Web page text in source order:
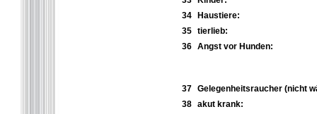
34
Haustiere:
35
tierlieb:
36
Angst vor Hunden:
37
Gelegenheitsraucher (nicht
38
akut krank: